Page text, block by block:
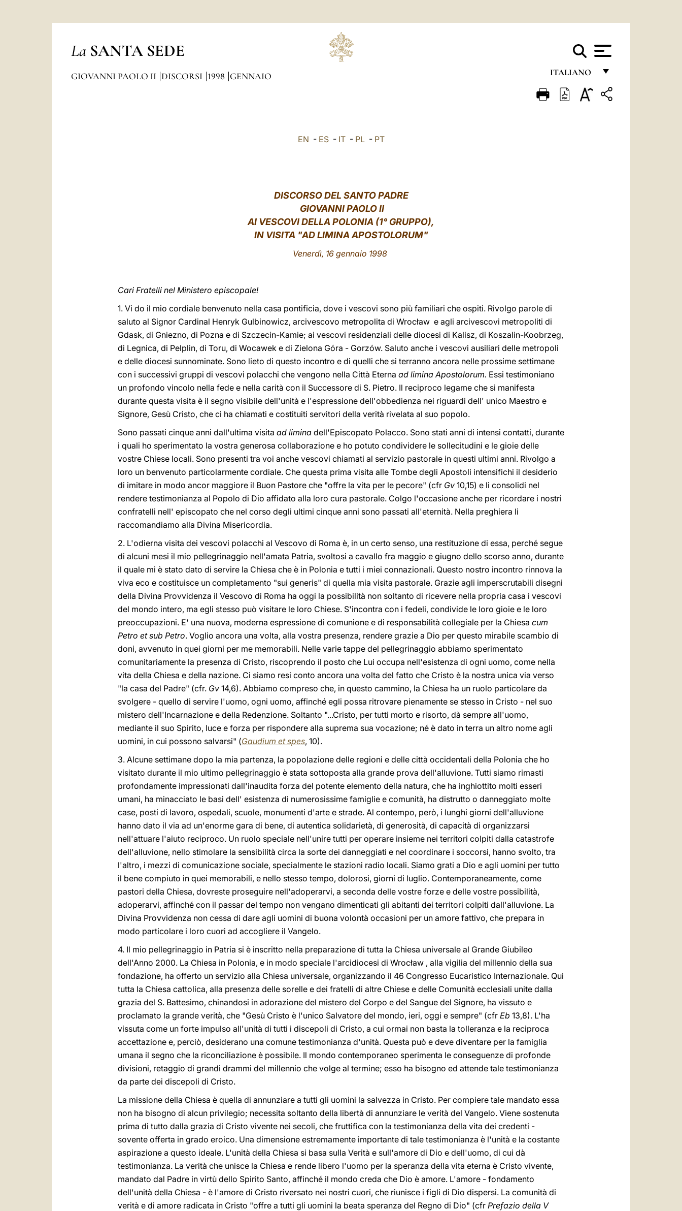
La SANTA SEDE
ITALIANO
FRANÇAIS
GIOVANNI PAOLO II DISCORSI 1998 GENNAIO
EN - ES- IT- PL- PT
DISCORSO DEL SANTO PADRE
GIOVANNI PAOLO II
AI VESCOVI DELLA POLONIA (1° GRUPPO),
IN VISITA "AD LIMINA APOSTOLORUM"
Venerdì, 16 gennaio 1998
Cari Fratelli nel Ministero episcopale!
1. Vi do il mio cordiale benvenuto nella casa pontificia, dove i vescovi sono più familiari che ospiti. Rivolgo parole di
saluto al Signor Cardinal Henryk Gulbinowicz, arcivescovo metropolita di Wrocław e agli arcivescovi metropoliti di
Gdask, di Gniezno, di Pozna e di Szczecin-Kamie; ai vescovi residenziali delle diocesi di Kalisz, di Koszalin-Koobrzeg,
di Legnica, di Pelplin, di Toru, di Wocawek e di Zielona Góra - Gorzów. Saluto anche i vescovi ausiliari delle metropoli
e delle diocesi sunnominate. Sono lieto di questo incontro e di quelli che si terranno ancora nelle prossime settimane
con i successivi gruppi di vescovi polacchi che vengono nella Città Eterna ad limina Apostolorum. Essi testimoniano
un profondo vincolo nella fede e nella carità con il Successore di S. Pietro. Il reciproco legame che si manifesta
durante questa visita è il segno visibile dell'unità e l'espressione dell'obbedienza nei riguardi dell' unico Maestro e
Signore, Gesù Cristo, che ci ha chiamati e costituiti servitori della verità rivelata al suo popolo.
Sono passati cinque anni dall'ultima visita ad limina dell'Episcopato Polacco. Sono stati anni di intensi contatti, durante
i quali ho sperimentato la vostra generosa collaborazione e ho potuto condividere le sollecitudini e le gioie delle
vostre Chiese locali. Sono presenti tra voi anche vescovi chiamati al servizio pastorale in questi ultimi anni. Rivolgo a
loro un benvenuto particolarmente cordiale. Che questa prima visita alle Tombe degli Apostoli intensifichi il desiderio
di imitare in modo ancor maggiore il Buon Pastore che "offre la vita per le pecore" (cfr Gv 10,15) e li consolidi nel
rendere testimonianza al Popolo di Dio affidato alla loro cura pastorale. Colgo l'occasione anche per ricordare i nostri
confratelli nell' episcopato che nel corso degli ultimi cinque anni sono passati all'eternità. Nella preghiera li
raccomandiamo alla Divina Misericordia.
2. L'odierna visita dei vescovi polacchi al Vescovo di Roma è, in un certo senso, una restituzione di essa, perché segue
di alcuni mesi il mio pellegrinaggio nell'amata Patria, svoltosi a cavallo fra maggio e giugno dello scorso anno, durante
il quale mi è stato dato di servire la Chiesa che è in Polonia e tutti i miei connazionali. Questo nostro incontro rinnova la
viva eco e costituisce un completamento "sui generis" di quella mia visita pastorale. Grazie agli imperscrutabili disegni
della Divina Provvidenza il Vescovo di Roma ha oggi la possibilità non soltanto di ricevere nella propria casa i vescovi
del mondo intero, ma egli stesso può visitare le loro Chiese. S'incontra con i fedeli, condivide le loro gioie e le loro
preoccupazioni. E' una nuova, moderna espressione di comunione e di responsabilità collegiale per la Chiesa cum
Petro et sub Petro. Voglio ancora una volta, alla vostra presenza, rendere grazie a Dio per questo mirabile scambio di
doni, avvenuto in quei giorni per me memorabili. Nelle varie tappe del pellegrinaggio abbiamo sperimentato
comunitariamente la presenza di Cristo, riscoprendo il posto che Lui occupa nell'esistenza di ogni uomo, come nella
vita della Chiesa e della nazione. Ci siamo resi conto ancora una volta del fatto che Cristo è la nostra unica via verso
"la casa del Padre" (cfr. Gv 14,6). Abbiamo compreso che, in questo cammino, la Chiesa ha un ruolo particolare da
svolgere - quello di servire l'uomo, ogni uomo, affinché egli possa ritrovare pienamente se stesso in Cristo - nel suo
mistero dell'Incarnazione e della Redenzione. Soltanto "...Cristo, per tutti morto e risorto, dà sempre all'uomo,
mediante il suo Spirito, luce e forza per rispondere alla suprema sua vocazione; né è dato in terra un altro nome agli
uomini, in cui possono salvarsi" (Gaudium et spes, 10).
3. Alcune settimane dopo la mia partenza, la popolazione delle regioni e delle città occidentali della Polonia che ho
visitato durante il mio ultimo pellegrinaggio è stata sottoposta alla grande prova dell'alluvione. Tutti siamo rimasti
profondamente impressionati dall'inaudita forza del potente elemento della natura, che ha inghiottito molti esseri
umani, ha minacciato le basi dell' esistenza di numerosissime famiglie e comunità, ha distrutto o danneggiato molte
case, posti di lavoro, ospedali, scuole, monumenti d'arte e strade. Al contempo, però, i lunghi giorni dell'alluvione
hanno dato il via ad un'enorme gara di bene, di autentica solidarietà, di generosità, di capacità di organizzarsi
nell'attuare l'aiuto reciproco. Un ruolo speciale nell'unire tutti per operare insieme nei territori colpiti dalla catastrofe
dell'alluvione, nello stimolare la sensibilità circa la sorte dei danneggiati e nel coordinare i soccorsi, hanno svolto, tra
l'altro, i mezzi di comunicazione sociale, specialmente le stazioni radio locali. Siamo grati a Dio e agli uomini per tutto
il bene compiuto in quei memorabili, e nello stesso tempo, dolorosi, giorni di luglio. Contemporaneamente, come
pastori della Chiesa, dovreste proseguire nell'adoperarvi, a seconda delle vostre forze e delle vostre possibilità,
adoperarvi, affinché con il passar del tempo non vengano dimenticati gli abitanti dei territori colpiti dall'alluvione. La
Divina Provvidenza non cessa di dare agli uomini di buona volontà occasioni per un amore fattivo, che prepara in
modo particolare i loro cuori ad accogliere il Vangelo.
4. Il mio pellegrinaggio in Patria si è inscritto nella preparazione di tutta la Chiesa universale al Grande Giubileo
dell'Anno 2000. La Chiesa in Polonia, e in modo speciale l'arcidiocesi di Wrocław , alla vigilia del millennio della sua
fondazione, ha offerto un servizio alla Chiesa universale, organizzando il 46 Congresso Eucaristico Internazionale. Qui
tutta la Chiesa cattolica, alla presenza delle sorelle e dei fratelli di altre Chiese e delle Comunità ecclesiali unite dalla
grazia del S. Battesimo, chinandosi in adorazione del mistero del Corpo e del Sangue del Signore, ha vissuto e
proclamato la grande verità, che "Gesù Cristo è l'unico Salvatore del mondo, ieri, oggi e sempre" (cfr Eb 13,8). L'ha
vissuta come un forte impulso all'unità di tutti i discepoli di Cristo, a cui ormai non basta la tolleranza e la reciproca
accettazione e, perciò, desiderano una comune testimonianza d'unità. Questa può e deve diventare per la famiglia
umana il segno che la riconciliazione è possibile. Il mondo contemporaneo sperimenta le conseguenze di profonde
divisioni, retaggio di grandi drammi del millennio che volge al termine; esso ha bisogno ed attende tale testimonianza
da parte dei discepoli di Cristo.
La missione della Chiesa è quella di annunziare a tutti gli uomini la salvezza in Cristo. Per compiere tale mandato essa
non ha bisogno di alcun privilegio; necessita soltanto della libertà di annunziare le verità del Vangelo. Viene sostenuta
prima di tutto dalla grazia di Cristo vivente nei secoli, che fruttifica con la testimonianza della vita dei credenti -
sovente offerta in grado eroico. Una dimensione estremamente importante di tale testimonianza è l'unità e la costante
aspirazione a questo ideale. L'unità della Chiesa si basa sulla Verità e sull'amore di Dio e dell'uomo, di cui dà
testimonianza. La verità che unisce la Chiesa e rende libero l'uomo per la speranza della vita eterna è Cristo vivente,
mandato dal Padre in virtù dello Spirito Santo, affinché il mondo creda che Dio è amore. L'amore - fondamento
dell'unità della Chiesa - è l'amore di Cristo riversato nei nostri cuori, che riunisce i figli di Dio dispersi. La comunità di
verità e di amore radicata in Cristo "offre a tutti gli uomini la beata speranza del Regno di Dio" (cfr Prefazio della V